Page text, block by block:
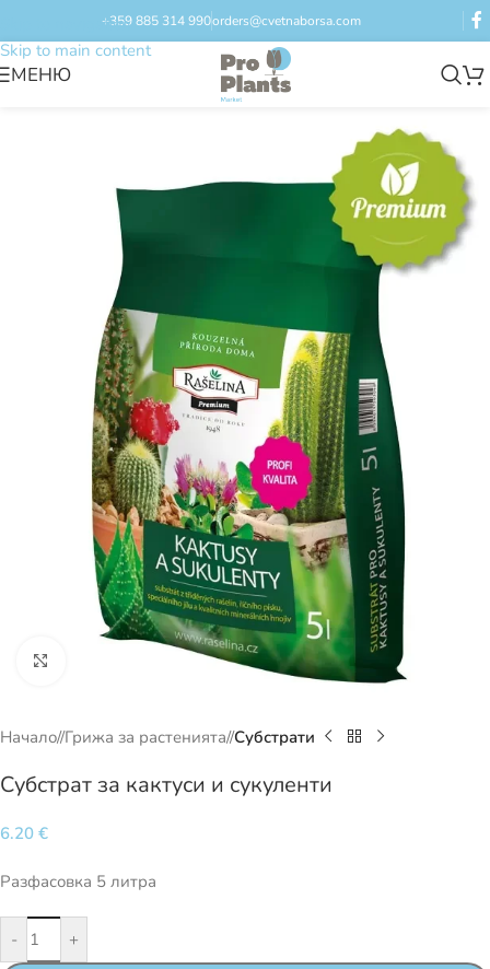
Skip to navigation
Skip to main content
+359 885 314 990orders@cvetnaborsa.com
МЕНЮ
Кликнете за уголемяване
Начало/ Грижа за растенията/ Субстрати
Субстрат за кактуси и сукуленти
6.20 €
Разфасовка 5 литра
- +